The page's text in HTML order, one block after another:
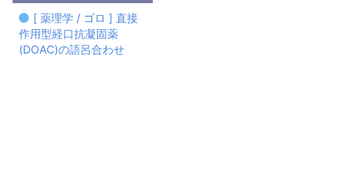
[ 薬理学 / ゴロ ] 直接
作用型経口抗凝固薬
(DOAC)の語呂合わせ